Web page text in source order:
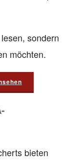
sondern
möchten.
bieten